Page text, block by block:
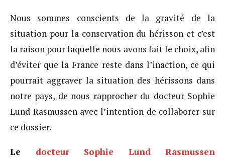
Nous sommes conscients de la gravité de la
situation pour la conservation du hérisson et c’est
la raison pour laquelle nous avons fait le choix, afin
d’éviter que la France reste dans l’inaction, ce qui
pourrait aggraver la situation des hérissons dans
notre pays, de nous rapprocher du docteur Sophie
Lund Rasmussen avec l’intention de collaborer sur
ce dossier.
Le docteur Sophie Lund Rasmussen